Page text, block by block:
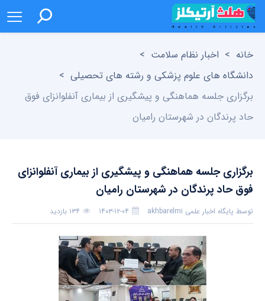
خانه > اخبار نظام سلامت >
دانشگاه های علوم پزشکی و رشته های تحصیلی >
برگزاری جلسه هماهنگی و پیشگیری از بیماری آنفلوانزای فوق
حاد پرندگان در شهرستان رامیان
برگزاری جلسه هماهنگی و پیشگیری از بیماری آنفلوانزای
فوق حاد پرندگان در شهرستان رامیان
توسط پایگاه اخبار علمی akhbarelmi ۱۴۰۳-۱۲-۰۴
۱۳۴ بازدید
بدون دیدگاه